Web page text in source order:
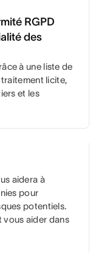
RGPD
des
à une liste de
licite,
et les
aidera à
pour
potentiels.
vous aider dans